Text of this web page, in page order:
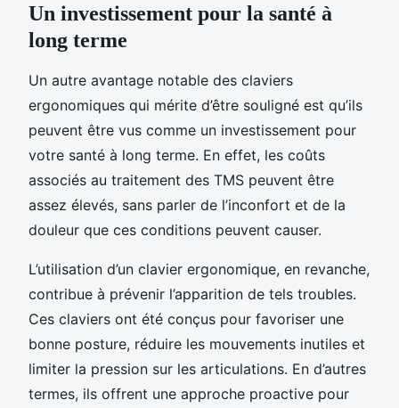
Un investissement pour la santé à
long terme
Un autre avantage notable des claviers
ergonomiques qui mérite d’être souligné est qu’ils
peuvent être vus comme un investissement pour
votre santé à long terme. En effet, les coûts
associés au traitement des TMS peuvent être
assez élevés, sans parler de l’inconfort et de la
douleur que ces conditions peuvent causer.
L’utilisation d’un clavier ergonomique, en revanche,
contribue à prévenir l’apparition de tels troubles.
Ces claviers ont été conçus pour favoriser une
bonne posture, réduire les mouvements inutiles et
limiter la pression sur les articulations. En d’autres
termes, ils offrent une approche proactive pour